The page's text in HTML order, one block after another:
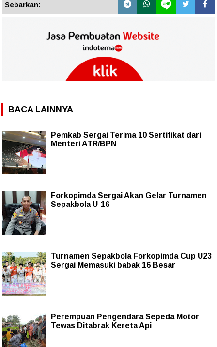
Sebarkan:
BACA LAINNYA
Pemkab Sergai Terima 10 Sertifikat dari
Menteri ATR/BPN
Forkopimda Sergai Akan Gelar Turnamen
Sepakbola U-16
Turnamen Sepakbola Forkopimda Cup U23
Sergai Memasuki babak 16 Besar
Perempuan Pengendara Sepeda Motor
Tewas Ditabrak Kereta Api